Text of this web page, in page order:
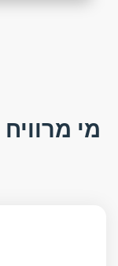
מי